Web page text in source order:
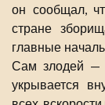
он сообщал,
стране
главные
Сам злодей —
укрывается